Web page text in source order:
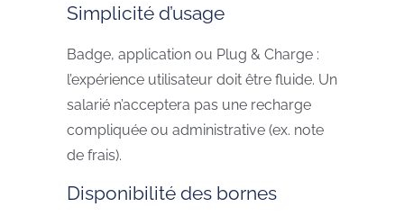
Simplicité d’usage
Badge, application ou Plug & Charge :
l’expérience utilisateur doit être fluide. Un
salarié n’acceptera pas une recharge
compliquée ou administrative (ex. note
de frais).
Disponibilité des bornes